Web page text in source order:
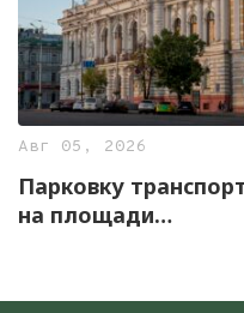
Авг 05, 2026
Парковку
на площади
ограничили